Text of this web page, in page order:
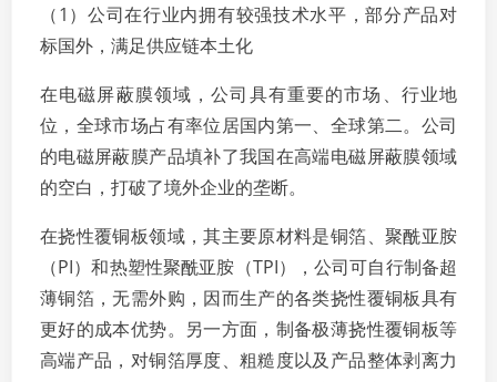
（1）公司在行业内拥有较强技术水平，部分产品对
标国外，满足供应链本土化
在电磁屏蔽膜领域，公司具有重要的市场、行业地
位，全球市场占有率位居国内第一、全球第二。公司
的电磁屏蔽膜产品填补了我国在高端电磁屏蔽膜领域
的空白，打破了境外企业的垄断。
在挠性覆铜板领域，其主要原材料是铜箔、聚酰亚胺
（PI）和热塑性聚酰亚胺（TPI），公司可自行制备超
薄铜箔，无需外购，因而生产的各类挠性覆铜板具有
更好的成本优势。另一方面，制备极薄挠性覆铜板等
高端产品，对铜箔厚度、粗糙度以及产品整体剥离力